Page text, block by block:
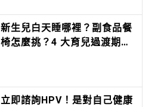
新生兒白天睡哪裡？副食品餐
椅怎麼挑？4 大育兒過渡期
立即諮詢HPV！是對自己健康